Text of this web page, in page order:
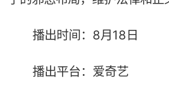
播出时间：8月18日
播出平台：爱奇艺